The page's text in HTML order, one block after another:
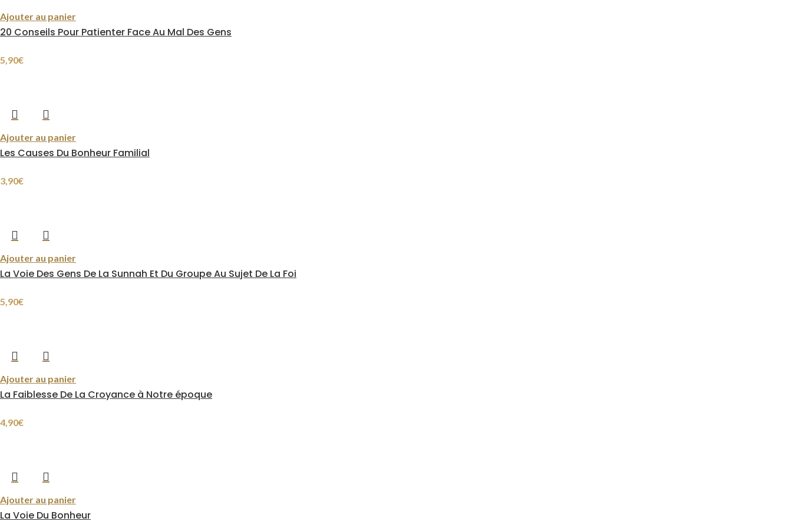
Ajouter au panier
20 Conseils Pour Patienter Face Au Mal Des Gens
5,90€
Ajouter au panier
Les Causes Du Bonheur Familial
3,90€
Ajouter au panier
La Voie Des Gens De La Sunnah Et Du Groupe Au Sujet De La Foi
5,90€
Ajouter au panier
La Faiblesse De La Croyance à Notre époque
4,90€
Ajouter au panier
La Voie Du Bonheur